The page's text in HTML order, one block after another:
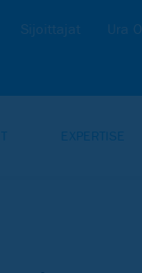
Sijoittajat Ura
EXPERTISE